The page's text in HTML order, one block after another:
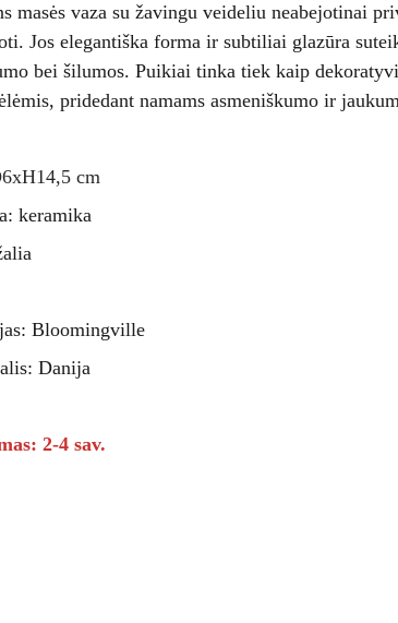
masės vaza su žavingu veideliu neabejotinai
Jos elegantiška forma ir subtiliai glazūra
bei šilumos. Puikiai tinka tiek kaip
pridedant namams asmeniškumo ir
cm
keramika
Bloomingville
Danija
2-4 sav.